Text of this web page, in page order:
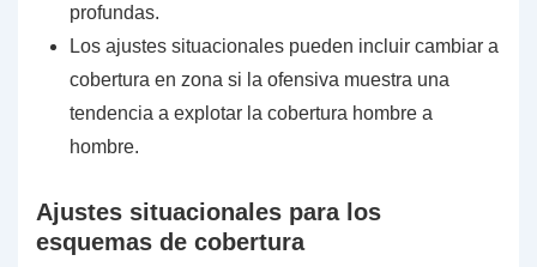
profundas.
Los ajustes situacionales pueden incluir cambiar a
cobertura en zona si la ofensiva muestra una
tendencia a explotar la cobertura hombre a
hombre.
Ajustes situacionales para los
esquemas de cobertura